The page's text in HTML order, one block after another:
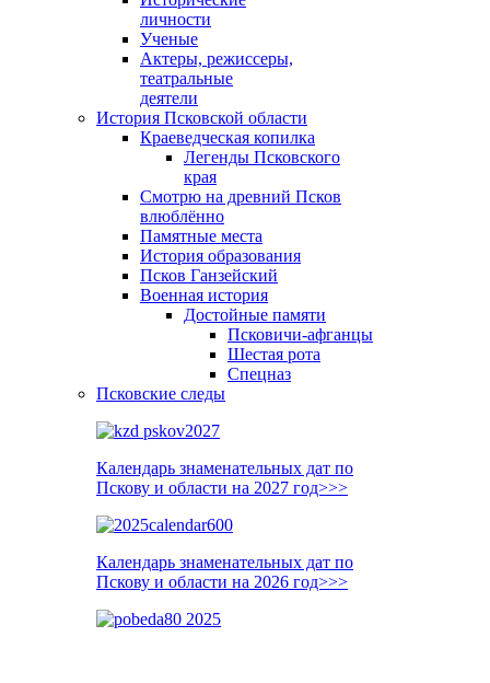
личности
Ученые
Актеры, режиссеры,
театральные
деятели
История Псковской области
Краеведческая копилка
Легенды Псковского
края
Смотрю на древний Псков
влюблённо
Памятные места
История образования
Псков Ганзейский
Военная история
Достойные памяти
Псковичи-афганцы
Шестая рота
Спецназ
Псковские следы
Календарь знаменательных дат по
Пскову и области на 2027 год>>>
Календарь знаменательных дат по
Пскову и области на 2026 год>>>